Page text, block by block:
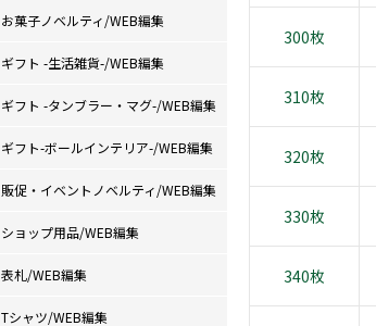
300枚
310枚
320枚
330枚
340枚
お菓子ノベルティ/WEB編集
ギフト -生活雑貨-/WEB編集
ギフト -タンブラー・マグ-/WEB編集
ギフト-ボールインテリア-/WEB編集
販促・イベントノベルティ/WEB編集
ショップ用品/WEB編集
表札/WEB編集
Tシャツ/WEB編集